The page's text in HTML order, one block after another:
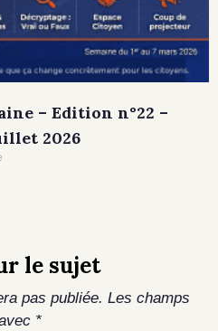
– Edition n°22 –
2026
le sujet
pas publiée. Les champs
*